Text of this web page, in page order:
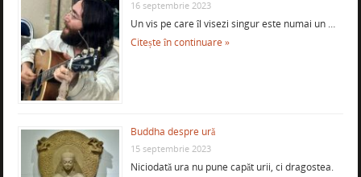
16 septembrie 2023
Un vis pe care îl visezi singur este numai un …
Citește în continuare »
Buddha despre ură
15 septembrie 2023
Niciodată ura nu pune capăt urii, ci dragostea.